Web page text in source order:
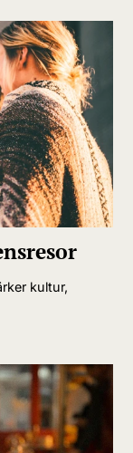
kultur,